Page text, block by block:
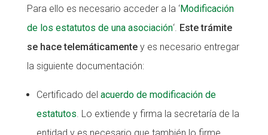
Para ello es necesario acceder a la ‘Modificación
de los estatutos de una asociación‘. Este trámite
se hace telemáticamentey es necesario entregar
la siguiente documentación:
Certificado del acuerdo de modificación de
estatutos. Lo extiende y firma la secretaría de la
COL·LABORA
Fes voluntariat
COL·LABORA
Fes voluntariat